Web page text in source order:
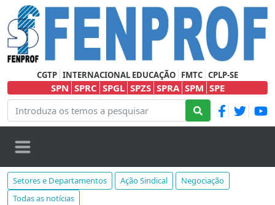
CGTP INTERNACIONAL EDUCAÇÃO FMTC CPLP-SE
SPN SPRC SPGL SPZS SPRA SPM SPE
Setores e Departamentos Ação Sindical
Negociação
Todas as notícias